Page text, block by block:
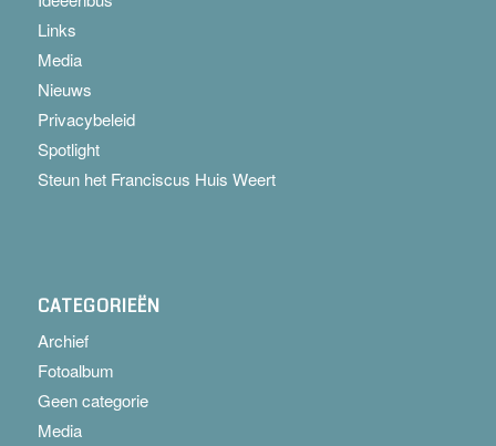
Links
Media
Nieuws
Privacybeleid
Spotlight
Steun het Franciscus Huis Weert
CATEGORIEËN
Archief
Fotoalbum
Geen categorie
Media